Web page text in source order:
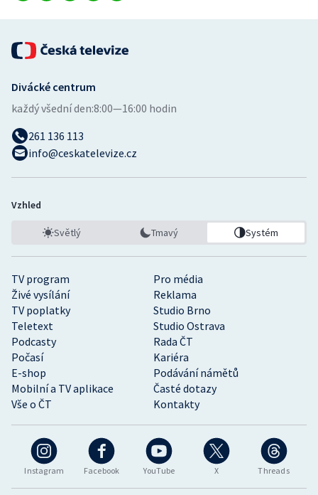
Instagram Facebook YouTube X Threads
TV program
Pro média
Živé vysílání
Reklama
TV poplatky
Studio Brno
Teletext
Studio Ostrava
Podcasty
Rada ČT
Počasí
Kariéra
E-shop
Podávání námětů
Mobilní a TV aplikace
Časté dotazy
Vše o ČT
Kontakty
Divácké centrum
každý všední den:8:00—16:00 hodin
261 136 113
info@ceskatelevize.cz
Vzhled
Světlý Tmavý Systém